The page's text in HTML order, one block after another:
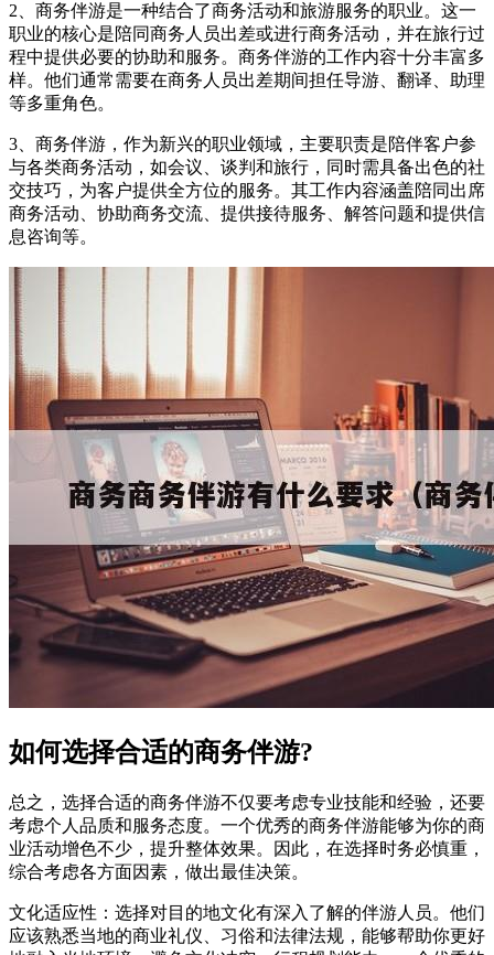
2、商务伴游是一种结合了商务活动和旅游服务的职业。这一
职业的核心是陪同商务人员出差或进行商务活动，并在旅行过
程中提供必要的协助和服务。商务伴游的工作内容十分丰富多
样。他们通常需要在商务人员出差期间担任导游、翻译、助理
等多重角色。
3、商务伴游，作为新兴的职业领域，主要职责是陪伴客户参
与各类商务活动，如会议、谈判和旅行，同时需具备出色的社
交技巧，为客户提供全方位的服务。其工作内容涵盖陪同出席
商务活动、协助商务交流、提供接待服务、解答问题和提供信
息咨询等。
如何选择合适的商务伴游?
总之，选择合适的商务伴游不仅要考虑专业技能和经验，还要
考虑个人品质和服务态度。一个优秀的商务伴游能够为你的商
业活动增色不少，提升整体效果。因此，在选择时务必慎重，
综合考虑各方面因素，做出最佳决策。
文化适应性：选择对目的地文化有深入了解的伴游人员。他们
应该熟悉当地的商业礼仪、习俗和法律法规，能够帮助你更好